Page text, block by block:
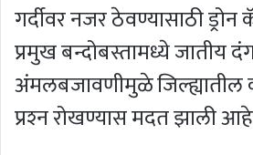
गर्दीवर नजर ठेवण्यासाठी ड्रोन
प्रमुख बन्दोबस्तामध्ये जातीय
अंमलबजावणीमुळे जिल्ह्यातील
प्रश्‍न रोखण्यास मदत झाली